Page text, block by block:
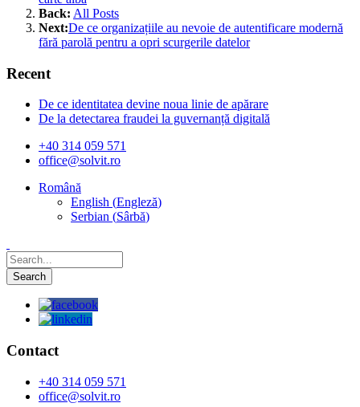
Back: All Posts
Next:De ce organizațiile au nevoie de autentificare modernă
fără parolă pentru a opri scurgerile datelor
Recent
De ce identitatea devine noua linie de apărare
De la detectarea fraudei la guvernanță digitală
+40 314 059 571
office@solvit.ro
Română
English (Engleză)
Serbian (Sârbă)
Contact
+40 314 059 571
office@solvit.ro